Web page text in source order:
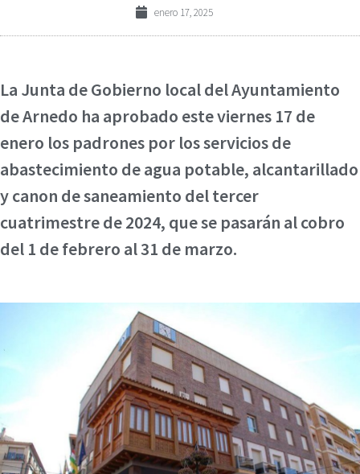
enero 17, 2025
La Junta de Gobierno local del Ayuntamiento
de Arnedo ha aprobado este viernes 17 de
enero los padrones por los servicios de
abastecimiento de agua potable, alcantarillado
y canon de saneamiento del tercer
cuatrimestre de 2024, que se pasarán al cobro
del 1 de febrero al 31 de marzo.